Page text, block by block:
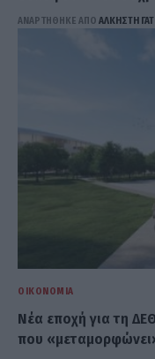
ΑΝΑΡΤΗΘΗΚΕ ΑΠΟ ΆΛΚΗΣΤΗ
ΟΙΚΟΝΟΜΊΑ
Νέα εποχή για τη
που